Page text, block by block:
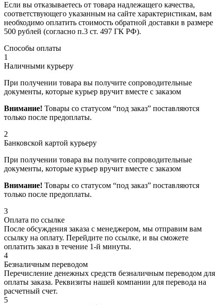
Если вы отказываетесь от товара надлежащего качества,
соответствующего указанным на сайте характеристикам, вам
необходимо оплатить стоимость обратной доставки в размере
500 рублей (согласно п.3 ст. 497 ГК РФ).
Способы оплаты
1
Наличными курьеру
При получении товара вы получите сопроводительные
документы, которые курьер вручит вместе с заказом
Внимание! Товары со статусом “под заказ” поставляются
только после предоплаты.
2
Банковской картой курьеру
При получении товара вы получите сопроводительные
документы, которые курьер вручит вместе с заказом
Внимание! Товары со статусом “под заказ” поставляются
только после предоплаты.
3
Оплата по ссылке
После обсуждения заказа с менеджером, мы отправим вам
ссылку на оплату. Перейдите по ссылке, и вы сможете
оплатить заказ в течение 1-й минуты.
4
Безналичным переводом
Перечисление денежных средств безналичным переводом для
оплаты заказа. Реквизиты нашей компании для перевода на
расчетный счет.
5